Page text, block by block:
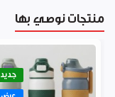
منتجات نوصي بها
جديد